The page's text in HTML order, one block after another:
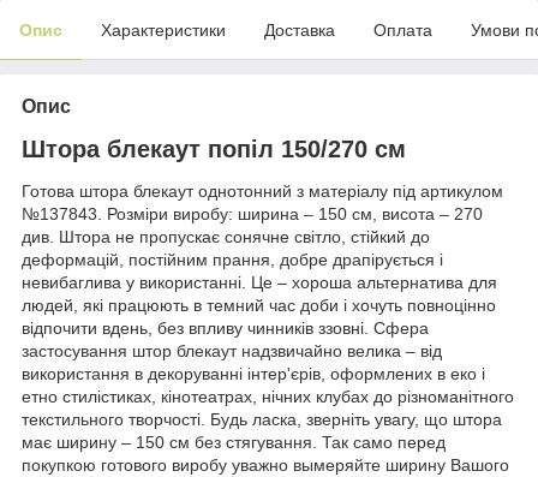
Опис Характеристики Доставка Оплата Умови
Опис
Штора блекаут попіл 150/270 см
Готова штора блекаут однотонний з матеріалу під артикулом
№137843. Розміри виробу: ширина – 150 см, висота – 270
див. Штора не пропускає сонячне світло, стійкий до
деформацій, постійним прання, добре драпірується і
невибаглива у використанні. Це – хороша альтернатива для
людей, які працюють в темний час доби і хочуть повноцінно
відпочити вдень, без впливу чинників ззовні. Сфера
застосування штор блекаут надзвичайно велика – від
використання в декоруванні інтер'єрів, оформлених в еко і
етно стилістиках, кінотеатрах, нічних клубах до різноманітного
текстильного творчості. Будь ласка, зверніть увагу, що штора
має ширину – 150 см без стягування. Так само перед
покупкою готового виробу уважно вымеряйте ширину Вашого